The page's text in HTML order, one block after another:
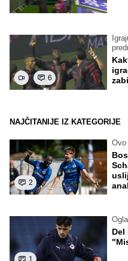
6
NAJČITANIJE IZ KATEGORIJE
2
1
Del